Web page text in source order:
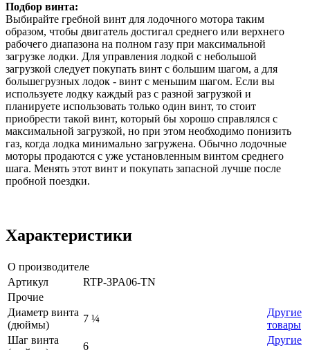
Подбор винта:
Выбирайте гребной винт для лодочного мотора таким
образом, чтобы двигатель достигал среднего или верхнего
рабочего диапазона на полном газу при максимальной
загрузке лодки. Для управления лодкой с небольшой
загрузкой следует покупать винт с большим шагом, а для
большегрузных лодок - винт с меньшим шагом. Если вы
используете лодку каждый раз с разной загрузкой и
планируете использовать только один винт, то стоит
приобрести такой винт, который бы хорошо справлялся с
максимальной загрузкой, но при этом необходимо понизить
газ, когда лодка минимально загружена. Обычно лодочные
моторы продаются с уже установленным винтом среднего
шага. Менять этот винт и покупать запасной лучше после
пробной поездки.
Характеристики
О производителе
Артикул
RTP-3PA06-TN
Прочие
Диаметр винта
(дюймы)
7 ¼
Другие
товары
Шаг винта
6
Другие